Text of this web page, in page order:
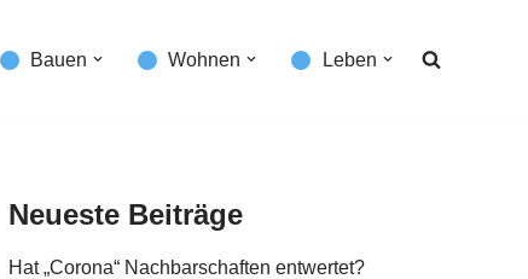
Bauen Wohnen Leben
Neueste Beiträge
Hat „Corona“ Nachbarschaften entwertet?